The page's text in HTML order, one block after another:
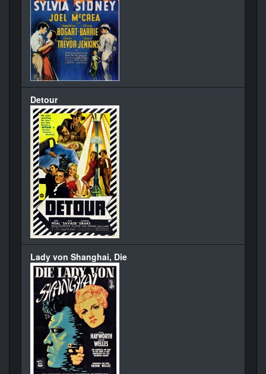
Detour
Lady von Shanghai, Die